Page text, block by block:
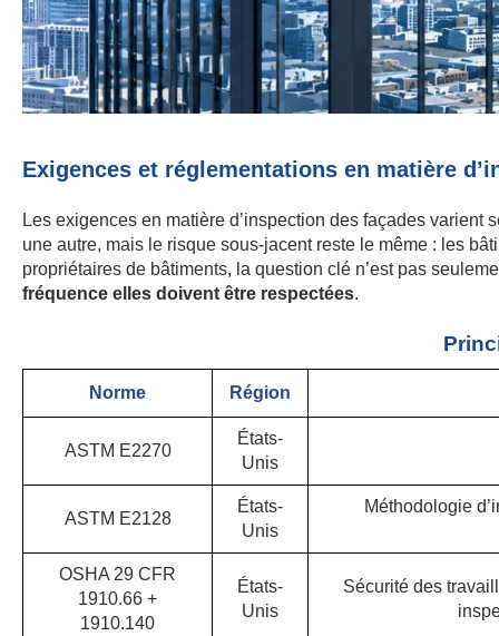
Exigences et réglementations en matière
Les exigences en matière d’inspection des façades
une autre, mais le risque sous-jacent reste le même : les
propriétaires de bâtiments, la question clé n’est pas
fréquence elles doivent être respectées.
Norme Région
ASTM E2270
États-
Unis
ASTM E2128
États-
Unis
Méthodologie
OSHA 29 CFR
1910.66 +
1910.140
États-
Unis
Sécurité des